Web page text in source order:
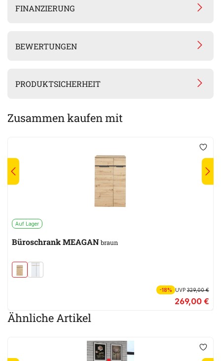
FINANZIERUNG
BEWERTUNGEN
PRODUKTSICHERHEIT
Zusammen kaufen mit
Auf Lager
Büroschrank MEAGANbraun
-18% UVP329,00 €
269,00 €
Ähnliche Artikel